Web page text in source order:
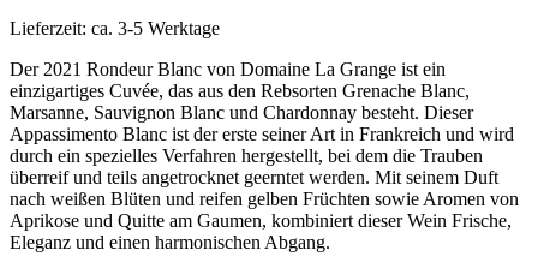
Lieferzeit: ca. 3-5 Werktage
Der 2021 Rondeur Blanc von Domaine La Grange ist ein
einzigartiges Cuvée, das aus den Rebsorten Grenache Blanc,
Marsanne, Sauvignon Blanc und Chardonnay besteht. Dieser
Appassimento Blanc ist der erste seiner Art in Frankreich und wird
durch ein spezielles Verfahren hergestellt, bei dem die Trauben
überreif und teils angetrocknet geerntet werden. Mit seinem Duft
nach weißen Blüten und reifen gelben Früchten sowie Aromen von
Aprikose und Quitte am Gaumen, kombiniert dieser Wein Frische,
Eleganz und einen harmonischen Abgang.